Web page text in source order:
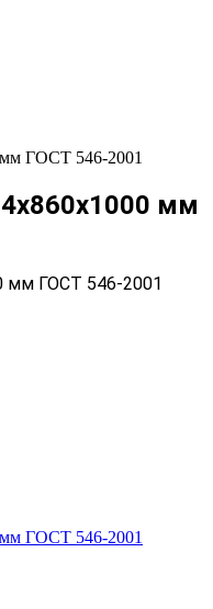
ГОСТ 546-2001
мм
мм ГОСТ 546-2001